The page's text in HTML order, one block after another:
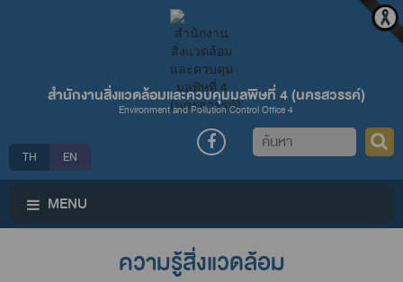
สำนักงานสิ่งแวดล้อมและควบคุมมลพิษที่ 4 (นครสวรรค์)
Environment and Pollution Control Office 4
TH EN
ค้นหา
MENU
ความรู้สิ่งแวดล้อม